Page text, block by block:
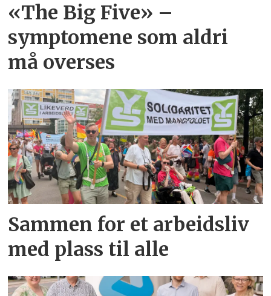
«The Big Five» –
symptomene som aldri
må overses
Sammen for et arbeidsliv
med plass til alle